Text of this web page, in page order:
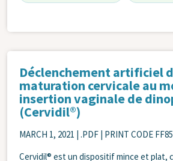
Déclenchement artificiel
maturation cervicale au
insertion vaginale de
(Cervidil®)
MARCH 1, 2021 | .PDF | PRINT CODE
Cervidil® est un dispositif mince et plat,